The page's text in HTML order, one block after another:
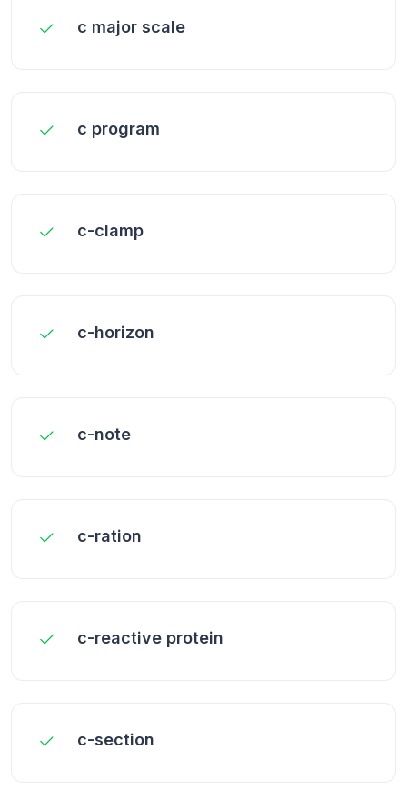
c major scale
c program
c-clamp
c-horizon
c-note
c-ration
c-reactive protein
c-section